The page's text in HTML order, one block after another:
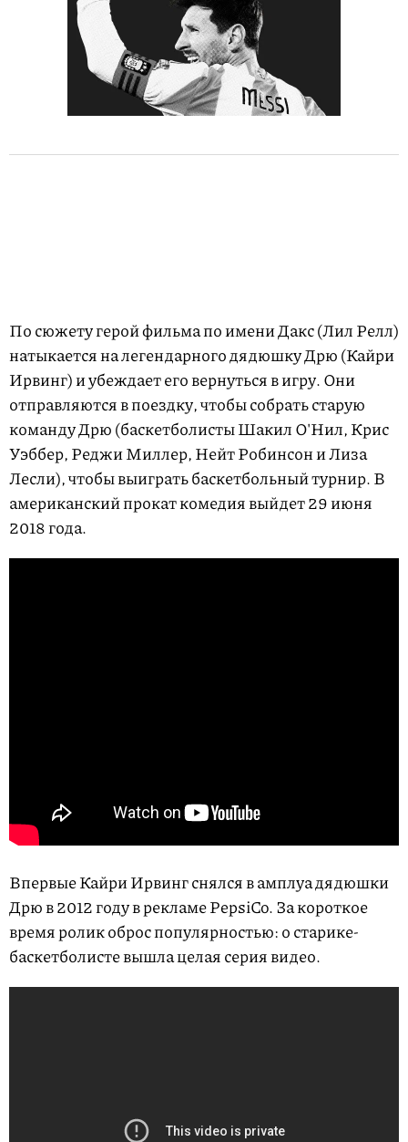
По сюжету герой фильма по имени Дакс (Лил Релл)
натыкается на легендарного дядюшку Дрю (Кайри
Ирвинг) и убеждает его вернуться в игру. Они
отправляются в поездку, чтобы собрать старую
команду Дрю (баскетболисты Шакил О'Нил, Крис
Уэббер, Реджи Миллер, Нейт Робинсон и Лиза
Лесли), чтобы выиграть баскетбольный турнир. В
американский прокат комедия выйдет 29 июня
2018 года.
Впервые Кайри Ирвинг снялся в амплуа дядюшки
Дрю в 2012 году в рекламе PepsiCo. За короткое
время ролик оброс популярностью: о старике-
баскетболисте вышла целая серия видео.